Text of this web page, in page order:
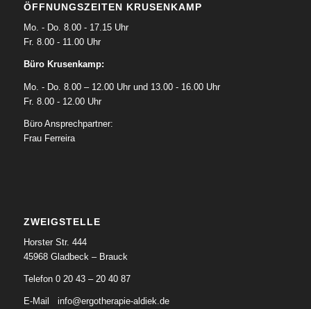
ÖFFNUNGSZEITEN KRUSENKAMP
Mo. - Do. 8.00 - 17.15 Uhr
Fr. 8.00 - 11.00 Uhr
Büro Krusenkamp:
Mo. - Do. 8.00 – 12.00 Uhr und 13.00 - 16.00 Uhr
Fr. 8.00 - 12.00 Uhr
Büro Ansprechpartner:
Frau Ferreira
ZWEIGSTELLE
Horster Str. 444
45968 Gladbeck – Brauck
Telefon 0 20 43 – 20 40 87
E-Mail info@ergotherapie-aldiek.de